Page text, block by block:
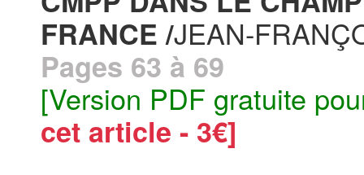
FRANCE /JEAN-
Pages 63 à 69
[Version PDF gratuite
cet article - 3€]